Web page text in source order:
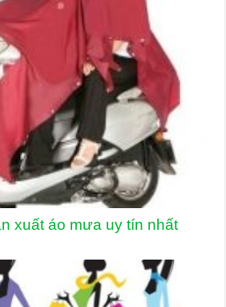
xuất áo mưa uy tín nhất